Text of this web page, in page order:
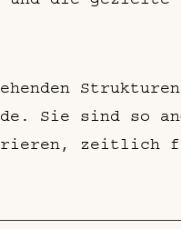
Strukturen
Sie sind so
zeitlich